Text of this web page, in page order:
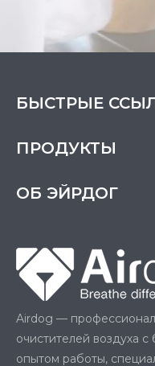
БЫСТРЫЕ
ПРОДУКТЫ
ОБ ЭЙРДОГ
Airdog —
очистителей воздуха
опытом работы,